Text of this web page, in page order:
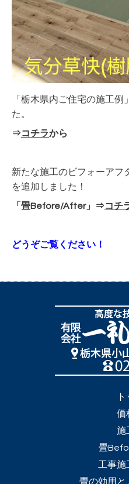
「栃木県内ご住宅の施工
た。
⇒コチラから
新たな施工のビフォーアフ
を追加しました！
「畳Before/After」⇒コチ
どうぞご覧ください！
価
施
畳
工事施
畳の効用と